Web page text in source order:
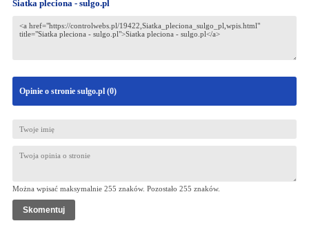
Siatka pleciona - sulgo.pl
Opinie o stronie sulgo.pl (0)
Można wpisać maksymalnie 255 znaków. Pozostało 255 znaków.